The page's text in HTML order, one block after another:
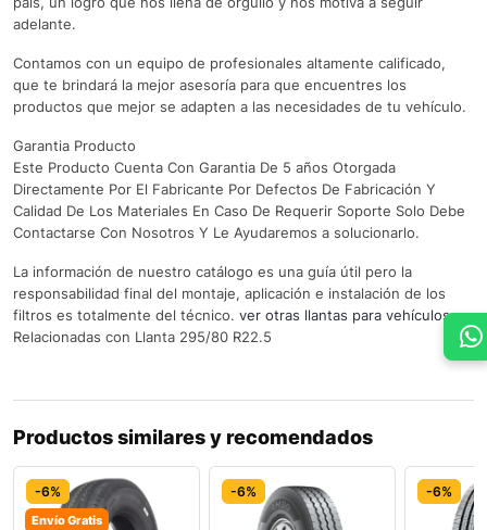
adelante.
Contamos con un equipo de profesionales altamente calificado,
que te brindará la mejor asesoría para que encuentres los
productos que mejor se adapten a las necesidades de tu vehículo.
Garantia Producto
Este Producto Cuenta Con Garantia De 5 años Otorgada
Directamente Por El Fabricante Por Defectos De Fabricación Y
Calidad De Los Materiales En Caso De Requerir Soporte Solo Debe
Contactarse Con Nosotros Y Le Ayudaremos a solucionarlo.
La información de nuestro catálogo es una guía útil pero la
responsabilidad final del montaje, aplicación e instalación de los
filtros es totalmente del técnico. ver otras llantas para vehículos.
Relacionadas con Llanta 295/80 R22.5
Productos similares y recomendados
-6%
Envío Gratis
-6% -6%